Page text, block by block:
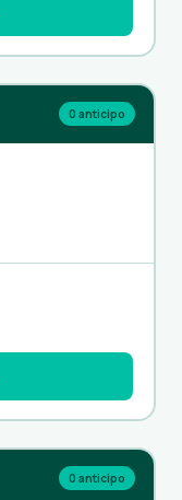
0 anticipo
0 anticipo